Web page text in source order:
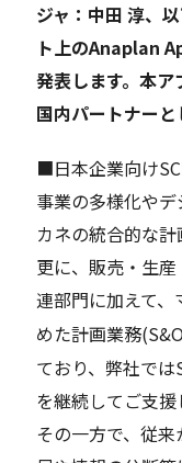
ジャ：中田 淳、
ト上のAnaplan
発表します。本
国内パートナーと
■日本企業向け
事業の多様化や
カネの統合的な計
更に、販売・生
連部門に加えて
めた計画業務
ており、弊社で
を継続してご支援
その一方で、従